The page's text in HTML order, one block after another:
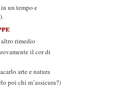
un tempo e
rimedio
il cor di
arte e natura
poi chi m’assicura?)